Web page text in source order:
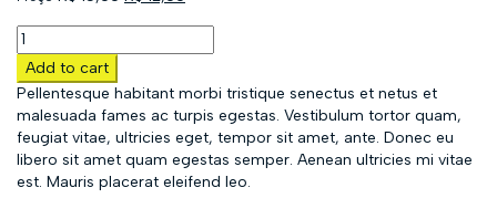
Add to cart
Pellentesque habitant morbi tristique senectus et netus et
malesuada fames ac turpis egestas. Vestibulum tortor quam,
feugiat vitae, ultricies eget, tempor sit amet, ante. Donec eu
libero sit amet quam egestas semper. Aenean ultricies mi vitae
est. Mauris placerat eleifend leo.